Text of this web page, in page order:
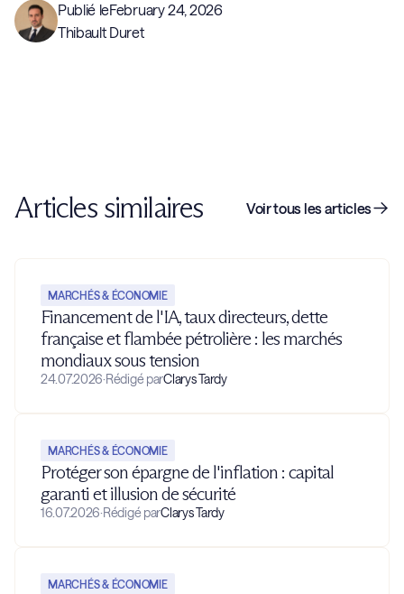
Publié leFebruary 24, 2026
Thibault Duret
Articles similaires Voir tous les articles
MARCHÉS & ÉCONOMIE
Financement de l'IA, taux directeurs, dette
française et flambée pétrolière : les marchés
mondiaux sous tension
24.07.2026·Rédigé parClarys Tardy
MARCHÉS & ÉCONOMIE
Protéger son épargne de l'inflation : capital
garanti et illusion de sécurité
16.07.2026·Rédigé parClarys Tardy
MARCHÉS & ÉCONOMIE